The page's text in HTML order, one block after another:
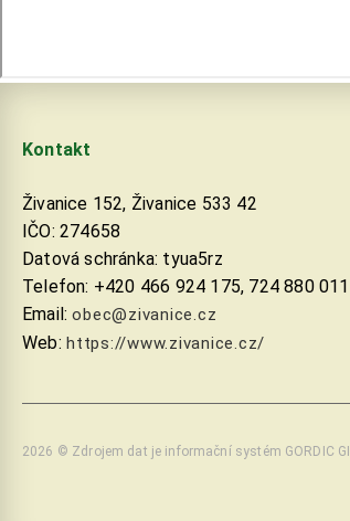
Kontakt
Živanice 152, Živanice 533 42
IČO: 274658
Datová schránka: tyua5rz
Telefon: +420 466 924 175, 724 880 011
Email:obec@zivanice.cz
Web: https://www.zivanice.cz/
2026 © Zdrojem dat je informační­ systém GORDIC